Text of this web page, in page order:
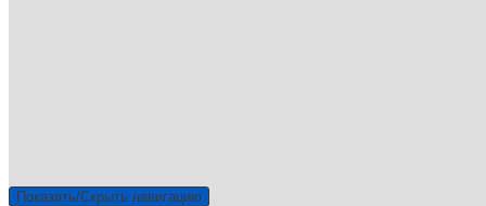
Показать/Скрыть навигацию